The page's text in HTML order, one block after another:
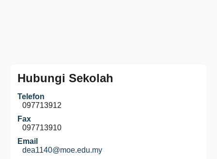
Hubungi Sekolah
Telefon
097713912
Fax
097713910
Email
dea1140@moe.edu.my